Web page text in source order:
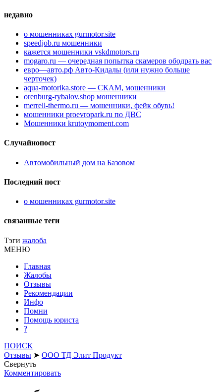
недавно
о мошенниках gurmotor.site
speedjob.ru мошенники
кажется мошенники vskdmotors.ru
mogaro.ru — очередная попытка скамеров ободрать вас
евро—авто.рф Авто-Кидалы (или нужно больше
черточек)
aqua-motorika.store — СКАМ, мошенники
orenburg-rybalov.shop мошенники
merrell-thermo.ru — мошенники, фейк обувь!
мошенники proevropark.ru по ДВС
Мошенники krutoymoment.com
Случайнопост
Автомобильный дом на Базовом
Последний пост
о мошенниках gurmotor.site
связанные теги
Тэги жалоба
МЕНЮ
Главная
Жалобы
Отзывы
Рекомендации
Инфо
Помни
Помощь юриста
?
ПОИСК
Отзывы ➤ ООО ТД Элит Продукт
Свернуть
Комментировать